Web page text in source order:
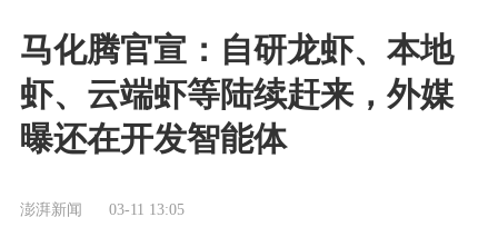
马化腾官宣：自研龙虾、本地
虾、云端虾等陆续赶来，外媒
曝还在开发智能体
澎湃新闻 03-11 13:05